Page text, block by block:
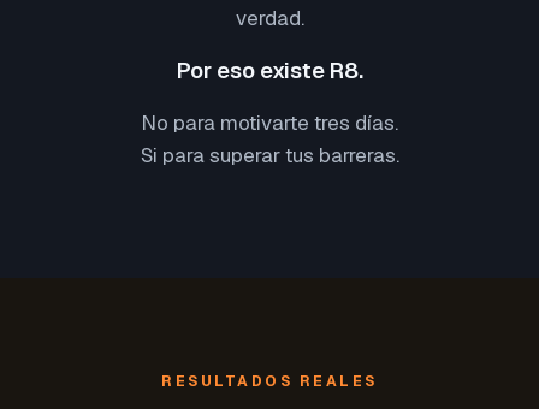
verdad.
Por eso existe R8.
No para motivarte tres días.
Si para superar tus barreras.
RESULTADOS REALES